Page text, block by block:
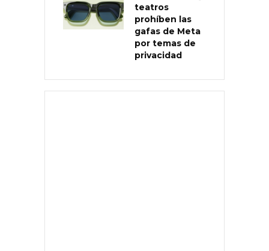
teatros
prohíben las
gafas de Meta
por temas de
privacidad